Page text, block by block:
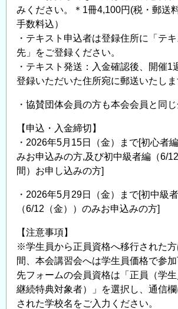
みください。＊1冊4,100円(税・郵送
手数料込）
・テキスト申込者は登録住所に「テ
先」をご登録ください。
・テキスト発送：入金確認後、開催1
登録いただいた住所宛に郵送いたしま
・協賛団体会員の方も本会会員と同じ
【申込・入金締切】
・2026年5月15日（金）まで[初心者
みお申込みの方,及び初中級者編（6/
間）お申し込みの方]
・2026年5月29日（金）まで[初中級
（6/12（金））のみお申込みの方]
【注意事項】
※学生員から正員資格へ移行された
間、本会講習会へは学生員価格で参
先フォームの会員資格は「正員（学
継続特典対象者）」を選択し、通信
された学校名をご入力ください。